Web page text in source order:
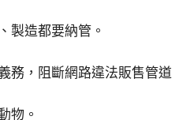
製造都要納管。
務，阻斷網路違法販售管道
物。